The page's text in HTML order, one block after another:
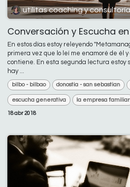
utilitas coaching y consultoría
Conversación y Escucha
En estos días estoy releyendo
primera vez que lo leí me enamoré de él
contiene. En esta segunda lectura estoy
hay ...
bilbo - bilbao donostia - san sebastian
escucha generativa la empresa familiar
18 abr 2018